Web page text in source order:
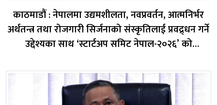
काठमाडौं : नेपालमा उद्यमशीलता, नवप्रवर्तन, आत्मनिर्भर
अर्थतन्त्र तथा रोजगारी सिर्जनाको संस्कृतिलाई प्रवद्र्धन गर्ने
उद्देश्यका साथ ‘स्टार्टअप समिट नेपाल-२०२६’ को
स्टार्टअपको भूमिका’ भन्ने मूल विषयमा त्रिभुवन
विश्वविद्यालय...